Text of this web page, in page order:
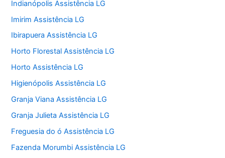
Indianópolis Assistência LG
Imirim Assistência LG
Ibirapuera Assistência LG
Horto Florestal Assistência LG
Horto Assistência LG
Higienópolis Assistência LG
Granja Viana Assistência LG
Granja Julieta Assistência LG
Freguesia do ó Assistência LG
Fazenda Morumbi Assistência LG